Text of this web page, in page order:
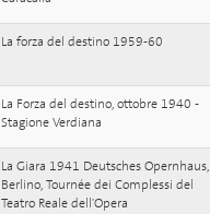
La forza del destino 1959-60
La Forza del destino, ottobre 1940 -
Stagione Verdiana
La Giara 1941 Deutsches Opernhaus,
Berlino, Tournée dei Complessi del
Teatro Reale dell'Opera